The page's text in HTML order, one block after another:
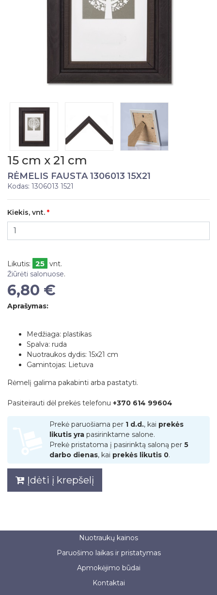
15 cm x 21 cm
RĖMELIS FAUSTA 1306013 15X21
Kodas: 1306013 1521
Kiekis, vnt.
Likutis: 25 vnt.
Žiūrėti salonuose.
6,80 €
Aprašymas:
Medžiaga: plastikas
Spalva: ruda
Nuotraukos dydis: 15x21 cm
Gamintojas: Lietuva
Rėmelį galima pakabinti arba pastatyti.
Pasiteirauti dėl prekės telefonu +370 614 99604
Prekė paruošiama per 1 d.d., kai prekės
likutis yra pasirinktame salone.
Prekė pristatoma į pasirinktą saloną per 5
darbo dienas, kai prekės likutis 0.
Įdėti į krepšelį
Nuotraukų kainos
Paruošimo laikas ir pristatymas
Apmokėjimo būdai
Kontaktai